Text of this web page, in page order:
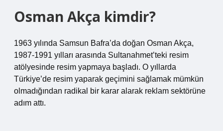
Osman Akça kimdir?
1963 yılında Samsun Bafra’da doğan Osman Akça,
1987-1991 yılları arasında Sultanahmet’teki resim
atölyesinde resim yapmaya başladı. O yıllarda
Türkiye’de resim yaparak geçimini sağlamak mümkün
olmadığından radikal bir karar alarak reklam sektörüne
adım attı.